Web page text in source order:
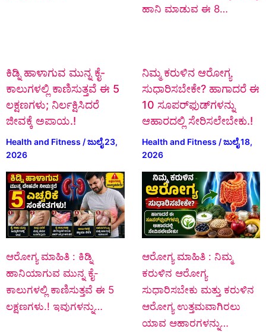
ಹಾನಿ ಮಾಡುವ ಈ 8…
ಕಿಡ್ನಿ ಹಾಳಾಗುವ ಮುನ್ನ ಕೈ-
ಕಾಲುಗಳಲ್ಲಿ ಕಾಣಿಸುತ್ತವೆ ಈ 5
ಲಕ್ಷಣಗಳು; ನಿರ್ಲಕ್ಷಿಸಿದರೆ
ಜೀವಕ್ಕೆ ಅಪಾಯ.!
Health and Fitness /ಜುಲೈ 23,
2026
ಆರೋಗ್ಯ ಮಾಹಿತಿ : ಕಿಡ್ನಿ
ಹಾನಿಯಾಗುವ ಮುನ್ನ ಕೈ-
ಕಾಲುಗಳಲ್ಲಿ ಕಾಣಿಸುತ್ತವೆ ಈ 5
ಲಕ್ಷಣಗಳು.! ಇವುಗಳನ್ನು…
ನಿಮ್ಮ ಕರುಳಿನ ಆರೋಗ್ಯ
ಸುಧಾರಿಸಬೇಕೇ? ಹಾಗಾದರೆ ಈ
10 ಸೂಪರ್‌ಫುಡ್‌ಗಳನ್ನು
ಆಹಾರದಲ್ಲಿ ಸೇರಿಸಲೇಬೇಕು.!
Health and Fitness /ಜುಲೈ 18,
2026
ಆರೋಗ್ಯ ಮಾಹಿತಿ : ನಿಮ್ಮ
ಕರುಳಿನ ಆರೋಗ್ಯ
ಸುಧಾರಿಸಬೇಕು ಮತ್ತು ಕರುಳಿನ
ಆರೋಗ್ಯ ಉತ್ತಮವಾಗಿರಲು
ಯಾವ ಆಹಾರಗಳನ್ನು…